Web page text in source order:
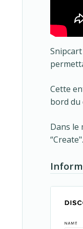
Cette
bord du
Dans le